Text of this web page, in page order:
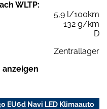
WLTP:
5,9 l/100km
132 g/km
D
Zentrallager
anzeigen
EU6d Navi LED Klimaauto